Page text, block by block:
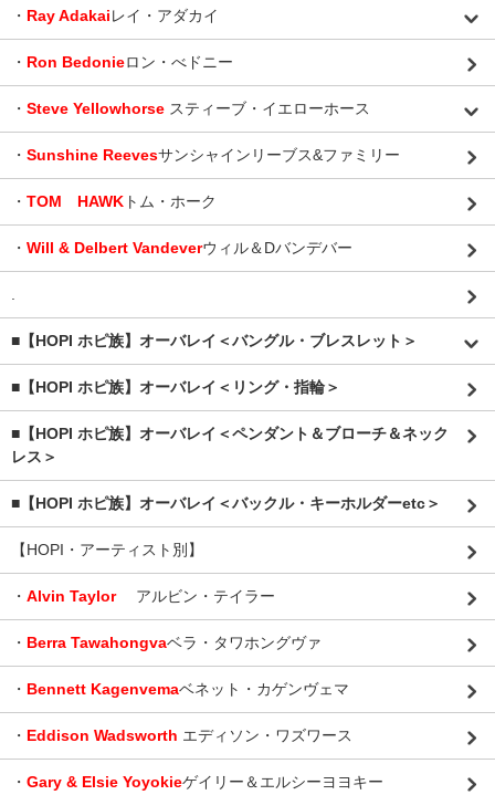
・ Ray Adakaiレイ・アダカイ
・ Ron Bedonieロン・べドニー
・ Steve Yellowhorse スティーブ・イエローホース
・ Sunshine Reevesサンシャインリーブス&ファミリー
・ TOM HAWK トム・ホーク
・ Will & Delbert Vandeverウィル＆Dバンデバー
■【HOPI ホピ族】オーバレイ＜バングル・ブレスレット＞
■【HOPI ホピ族】オーバレイ＜リング・指輪＞
■【HOPI ホピ族】オーバレイ＜ペンダント＆ブローチ＆ネック
レス＞
■【HOPI ホピ族】オーバレイ＜バックル・キーホルダーetc＞
【HOPI・アーティスト別】
・ Alvin Taylor アルビン・テイラー
・ Berra Tawahongvaベラ・タワホングヴァ
・ Bennett Kagenvemaベネット・カゲンヴェマ
・ Eddison Wadsworth エディソン・ワズワース
・ Gary & Elsie Yoyokieゲイリー＆エルシーヨヨキー